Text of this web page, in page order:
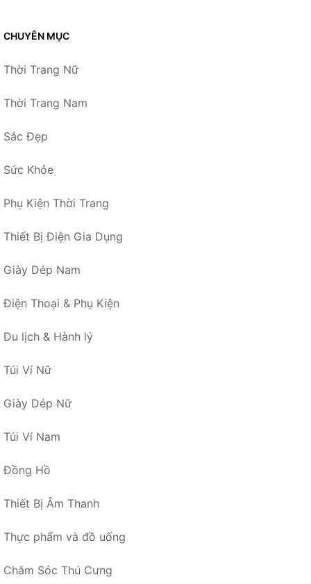
CHUYÊN MỤC
Thời Trang Nữ
Thời Trang Nam
Sắc Đẹp
Sức Khỏe
Phụ Kiện Thời Trang
Thiết Bị Điện Gia Dụng
Giày Dép Nam
Điện Thoại & Phụ Kiện
Du lịch & Hành lý
Túi Ví Nữ
Giày Dép Nữ
Túi Ví Nam
Đồng Hồ
Thiết Bị Âm Thanh
Thực phẩm và đồ uống
Chăm Sóc Thú Cưng